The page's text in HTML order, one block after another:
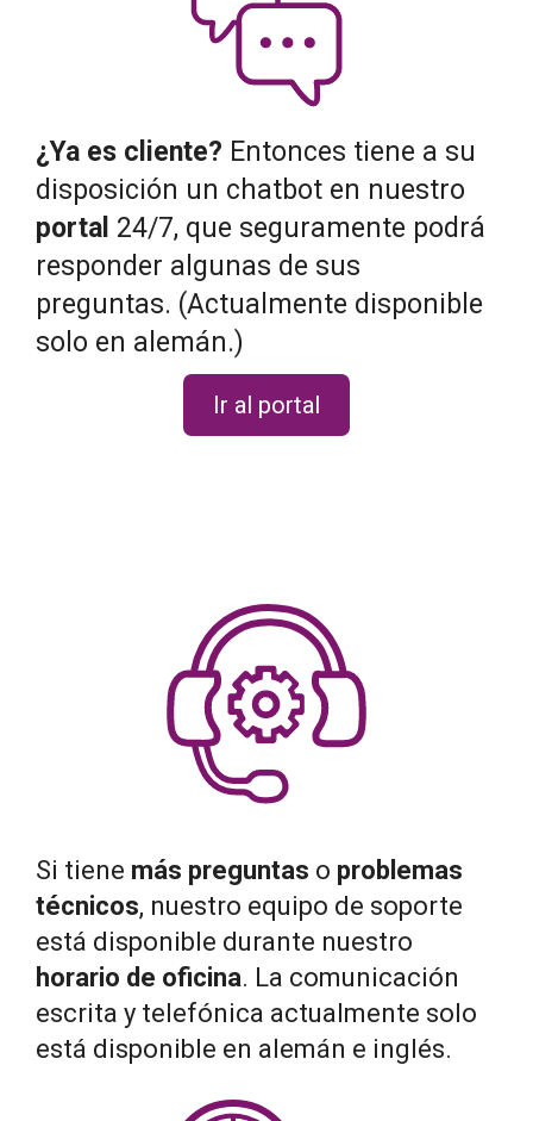
¿Ya es cliente? Entonces tiene a su
disposición un chatbot en nuestro
portal 24/7, que seguramente podrá
responder algunas de sus
preguntas. (Actualmente disponible
solo en alemán.)
Ir al portal
Si tiene más preguntas o problemas
técnicos, nuestro equipo de soporte
está disponible durante nuestro
horario de oficina. La comunicación
escrita y telefónica actualmente solo
está disponible en alemán e inglés.